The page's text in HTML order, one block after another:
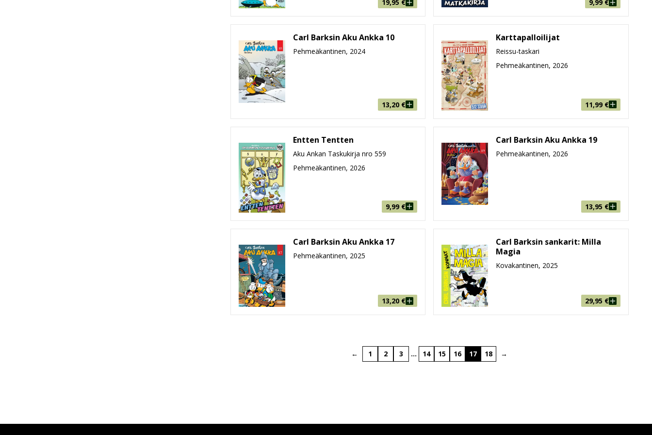
Tilaa suomalaisten rakastamat Aku Ankka -sarjakuvat upeina kovakantisina sarjakuvakirjoina, jotka tarjoavat rutkasti lukemista niin lapsille, nuorille kuin aikuisillekin.
värityskirjat, joiden sivuilla seikkailevat suosituimmat Disney-hahmot, kuten Mikki Hiiri,
Nalle Puh Disneyn prinsessat Disney-klassikot
19,95 € 9,99 €
Carl Barksin Aku Ankka 10
Pehmeäkantinen, 2024
13,20 €
Karttapalloilijat
Reissu-taskari
Pehmeäkantinen, 2026
11,99 €
Entten Tentten
Aku Ankan Taskukirja nro 559
Pehmeäkantinen, 2026
9,99 €
Carl Barksin Aku Ankka 19
Pehmeäkantinen, 2026
13,95 €
Carl Barksin Aku Ankka 17
Pehmeäkantinen, 2025
13,20 €
Carl Barksin sankarit: Milla
Magia
Kovakantinen, 2025
29,95 €
← 1 2 3 … 14 15 16 17 18 →